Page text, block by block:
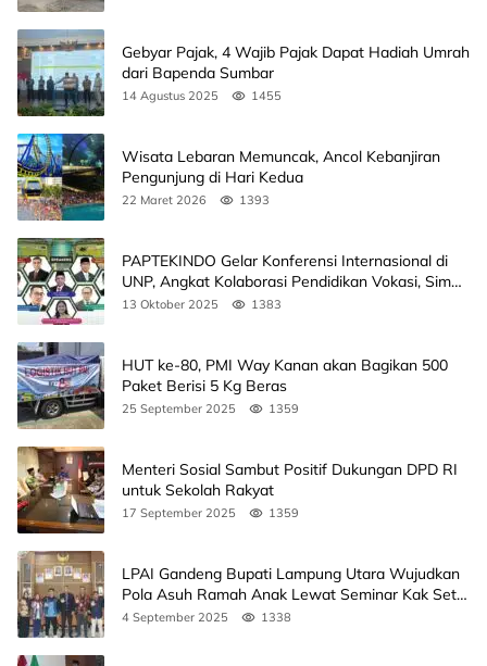
Gebyar Pajak, 4 Wajib Pajak Dapat Hadiah Umrah
dari Bapenda Sumbar
14 Agustus 2025 1455
Wisata Lebaran Memuncak, Ancol Kebanjiran
Pengunjung di Hari Kedua
22 Maret 2026 1393
PAPTEKINDO Gelar Konferensi Internasional di
UNP, Angkat Kolaborasi Pendidikan Vokasi, Simak
Agendanya
13 Oktober 2025 1383
HUT ke-80, PMI Way Kanan akan Bagikan 500
Paket Berisi 5 Kg Beras
25 September 2025 1359
Menteri Sosial Sambut Positif Dukungan DPD RI
untuk Sekolah Rakyat
17 September 2025 1359
LPAI Gandeng Bupati Lampung Utara Wujudkan
Pola Asuh Ramah Anak Lewat Seminar Kak Seto,
Ini Jadwalnya
4 September 2025 1338